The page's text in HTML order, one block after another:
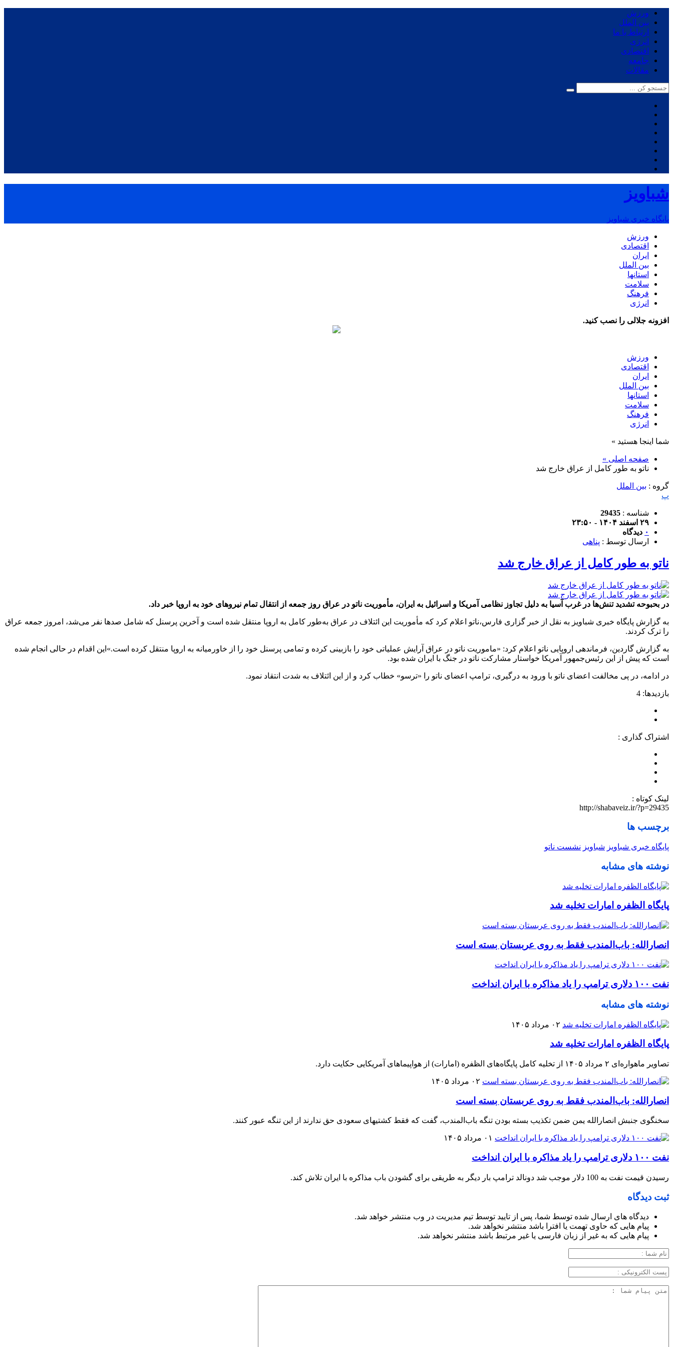
ورزش
بین الملل
ارتباط با ما
انرژی
اقتصادی
جامعه
مقالات
شباویز
پایگاه خبری شباویز
ورزش
اقتصادی
ایران
بین الملل
استانها
سلامت
فرهنگ
انرژی
افزونه جلالی را نصب کنید.
ورزش
اقتصادی
ایران
بین الملل
استانها
سلامت
فرهنگ
انرژی
شما اینجا هستید »
صفحه اصلی »
ناتو به طور کامل از عراق خارج شد
گروه : بین الملل
پ
شناسه : 29435
۲۹ اسفند ۱۴۰۴ - ۲۳:۵۰
۰ دیدگاه
ارسال توسط : پناهی
ناتو به طور کامل از عراق خارج شد
در بحبوحه تشدید تنش‌ها در غرب آسیا به دلیل تجاوز نظامی آمریکا و اسرائیل به ایران، مأموریت ناتو در عراق روز جمعه از انتقال تمام نیروهای خود به اروپا خبر داد.
به گزارش پایگاه خبری شباویز به نقل از خبر گزاری فارس،ناتو اعلام کرد که مأموریت این ائتلاف در عراق به‌طور کامل به اروپا منتقل شده است و آخرین پرسنل که شامل صدها نفر می‌شد، امروز جمعه عراق
را ترک کردند.
به گزارش گاردین، فرماندهی اروپایی ناتو اعلام کرد: «ماموریت ناتو در عراق آرایش عملیاتی خود را بازبینی کرده و تمامی پرسنل خود را از خاورمیانه به اروپا منتقل کرده است.»این اقدام در حالی انجام شده
است که پیش از این رئیس‌جمهور آمریکا خواستار مشارکت ناتو در جنگ با ایران شده بود.
در ادامه، در پی مخالفت اعضای ناتو با ورود به درگیری، ترامپ اعضای ناتو را «ترسو» خطاب کرد و از این ائتلاف به شدت انتقاد نمود.
بازدیدها: 4
اشتراک گذاری :
لینک کوتاه :
http://shabaveiz.ir/?p=29435
برچسب ها
پایگاه خبری شباویز شباویز نشست ناتو
نوشته های مشابه
پایگاه الظفره امارات تخلیه شد
انصارالله: باب‌المندب فقط به روی عربستان بسته است
نفت ۱۰۰ دلاری ترامپ را یاد مذاکره با ایران انداخت
نوشته های مشابه
۰۲ مرداد ۱۴۰۵
پایگاه الظفره امارات تخلیه شد
تصاویر ماهواره‌ای ۲ مرداد ۱۴۰۵ از تخلیه کامل پایگاه‌های الظفره (امارات) از هواپیماهای آمریکایی حکایت دارد.
۰۲ مرداد ۱۴۰۵
انصارالله: باب‌المندب فقط به روی عربستان بسته است
سخنگوی جنبش انصارالله یمن ضمن تکذیب بسته بودن تنگه باب‌المندب، گفت که فقط کشتیهای سعودی حق ندارند از این تنگه عبور کنند.
۰۱ مرداد ۱۴۰۵
نفت ۱۰۰ دلاری ترامپ را یاد مذاکره با ایران انداخت
رسیدن قیمت نفت به 100 دلار موجب شد دونالد ترامپ بار دیگر به طریقی برای گشودن باب مذاکره با ایران تلاش کند.
ثبت دیدگاه
دیدگاه های ارسال شده توسط شما، پس از تایید توسط تیم مدیریت در وب منتشر خواهد شد.
پیام هایی که حاوی تهمت یا افترا باشد منتشر نخواهد شد.
پیام هایی که به غیر از زبان فارسی یا غیر مرتبط باشد منتشر نخواهد شد.